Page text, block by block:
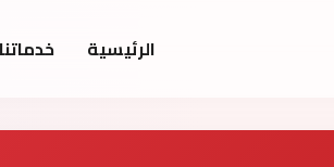
الرئيسية